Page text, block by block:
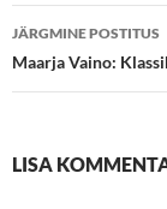
JÄRGMINE POSTITUS
Maarja Vaino:
LISA